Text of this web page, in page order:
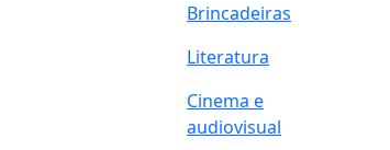
Brincadeiras
Literatura
Cinema e
audiovisual